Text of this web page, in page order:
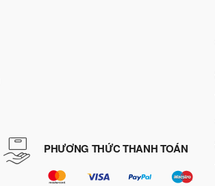
PHƯƠNG THỨC THANH TOÁN